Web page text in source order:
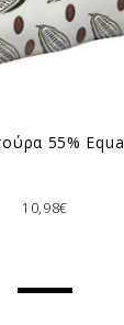
55%
10,98€